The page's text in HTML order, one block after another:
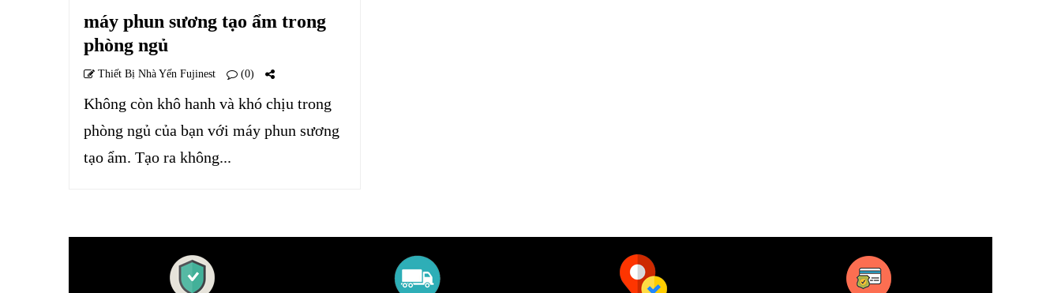
máy phun sương tạo ẩm trong
phòng ngủ
Thiết Bị Nhà Yến Fujinest (0)
Không còn khô hanh và khó chịu trong
phòng ngủ của bạn với máy phun sương
tạo ẩm. Tạo ra không...